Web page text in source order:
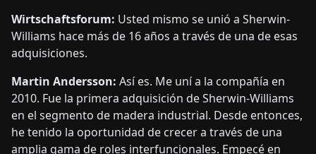
Wirtschaftsforum: Usted mismo se unió a Sherwin-
Williams hace más de 16 años a través de una de esas
adquisiciones.
Martin Andersson: Así es. Me uní a la compañía en
2010. Fue la primera adquisición de Sherwin-Williams
en el segmento de madera industrial. Desde entonces,
he tenido la oportunidad de crecer a través de una
amplia gama de roles interfuncionales. Empecé en